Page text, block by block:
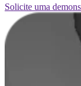
Solicite uma